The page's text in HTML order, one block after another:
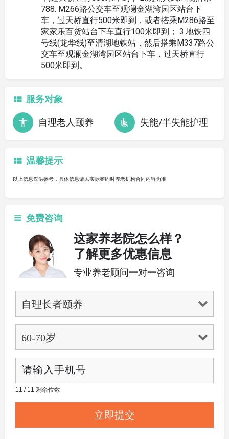
788. M266路公交车至观澜金湖湾园区站台下
车，过天桥直行500米即到，或者搭乘M286路至
家家乐百货站台下车直行100米即到； 3.地铁四
号线(龙华线)至清湖地铁站，然后搭乘M337路公
交车至观澜金湖湾园区站台下车，过天桥直行
500米即到。
服务对象
自理老人颐养 失能/半失能护理
温馨提示
以上信息仅供参考，具体信息请以实际签约时养老机构合同内容为准
免费咨询
这家养老院怎么样？
了解更多优惠信息
专业养老顾问一对一咨询
11 / 11 剩余位数